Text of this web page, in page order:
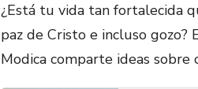
¿Está tu vida tan fortalecida
paz de Cristo e incluso
Modica comparte ideas